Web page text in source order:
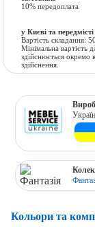
10% передоплата
у Києві та передмісті
Вартість складання:
Мінімальна вартість
здійснюється окремо
здійснення.
Кольори та